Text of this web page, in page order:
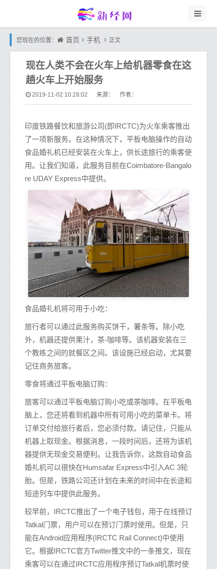
您现在的位置： 首页 手机 正文
现在人类不会在火车上给机器零食在这
趟火车上开始服务
2019-11-02 10:28:02 来源： 作者：
印度铁路餐饮和旅游公司(即IRCTC)为火车乘客推出
了一项新服务。在这种情况下，平板电脑操作的自动
食品婚礼机已经安装在火车上，供长途旅行的乘客使
用。让我们知道，此服务目前在Coimbatore-Bangalo
re UDAY Express中提供。
食品婚礼机将可用于小吃：
旅行者可以通过此服务购买饼干，薯条等。除小吃
外，机器还提供果汁，茶-咖啡等。该机器安装在三
个教练之间的就餐区之间。该设施已经启动，尤其要
记住商务旅客。
零食将通过平板电脑订购：
旅客可以通过平板电脑订购小吃或茶咖啡。在平板电
脑上，您还将看到机器中所有可用小吃的菜单卡。将
订单交付给旅行者后，您必须付款。请记住，只能从
机器上取现金。根据消息，一段时间后，还将为该机
器提供无现金交易便利。让我告诉你，这款自动食品
婚礼机可以很快在Humsafar Express中引入AC 3轮
胎。但是，铁路公司还计划在未来的时间中在长途和
短途列车中提供此服务。
较早前，IRCTC推出了一个电子钱包，用于在线预订
Tatkal门票，用户可以在预订门票时使用。但是，只
能在Android应用程序(IRCTC Rail Connect)中使用
它。根据IRCTC官方Twitter推文中的一条推文，现在
乘客可以在通过IRCTC应用程序预订Tatkal机票时使